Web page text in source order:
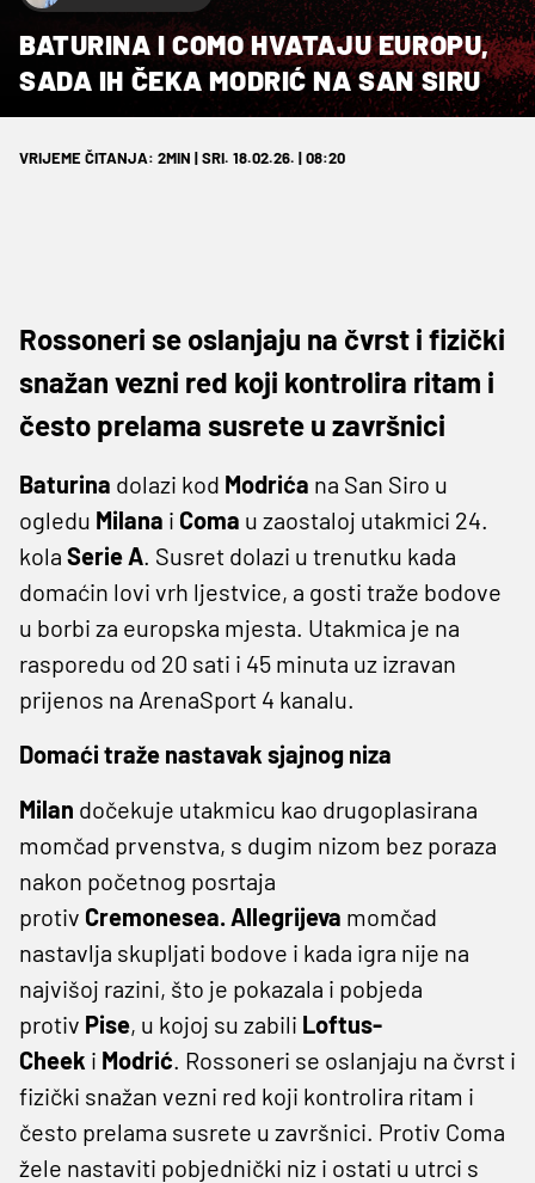
BATURINA I COMO HVATAJU EUROPU,
SADA IH ČEKA MODRIĆ NA SAN SIRU
VRIJEME ČITANJA: 2MIN | SRI. 18.02.26. | 08:20
Rossoneri se oslanjaju na čvrst i fizički
snažan vezni red koji kontrolira ritam i
često prelama susrete u završnici
Baturina dolazi kod Modrića na San Siro u
ogledu Milana i Coma u zaostaloj utakmici 24.
kola Serie A. Susret dolazi u trenutku kada
domaćin lovi vrh ljestvice, a gosti traže bodove
u borbi za europska mjesta. Utakmica je na
rasporedu od 20 sati i 45 minuta uz izravan
prijenos na ArenaSport 4 kanalu.
Domaći traže nastavak sjajnog niza
Milan dočekuje utakmicu kao drugoplasirana
momčad prvenstva, s dugim nizom bez poraza
nakon početnog posrtaja
protiv Cremonesea. Allegrijeva momčad
nastavlja skupljati bodove i kada igra nije na
najvišoj razini, što je pokazala i pobjeda
protiv Pise, u kojoj su zabili Loftus-
Cheek i Modrić. Rossoneri se oslanjaju na čvrst i
fizički snažan vezni red koji kontrolira ritam i
često prelama susrete u završnici. Protiv Coma
žele nastaviti pobjednički niz i ostati u utrci s